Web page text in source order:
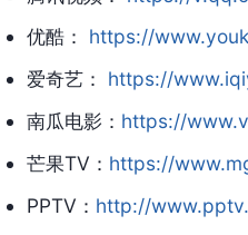
优酷： https://
爱奇艺： https://
南瓜电影： https://
芒果TV： https://
PPTV： http://